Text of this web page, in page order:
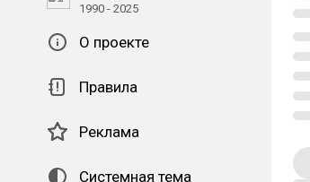
1990 - 2025
О проекте
Правила
Реклама
Системная тема